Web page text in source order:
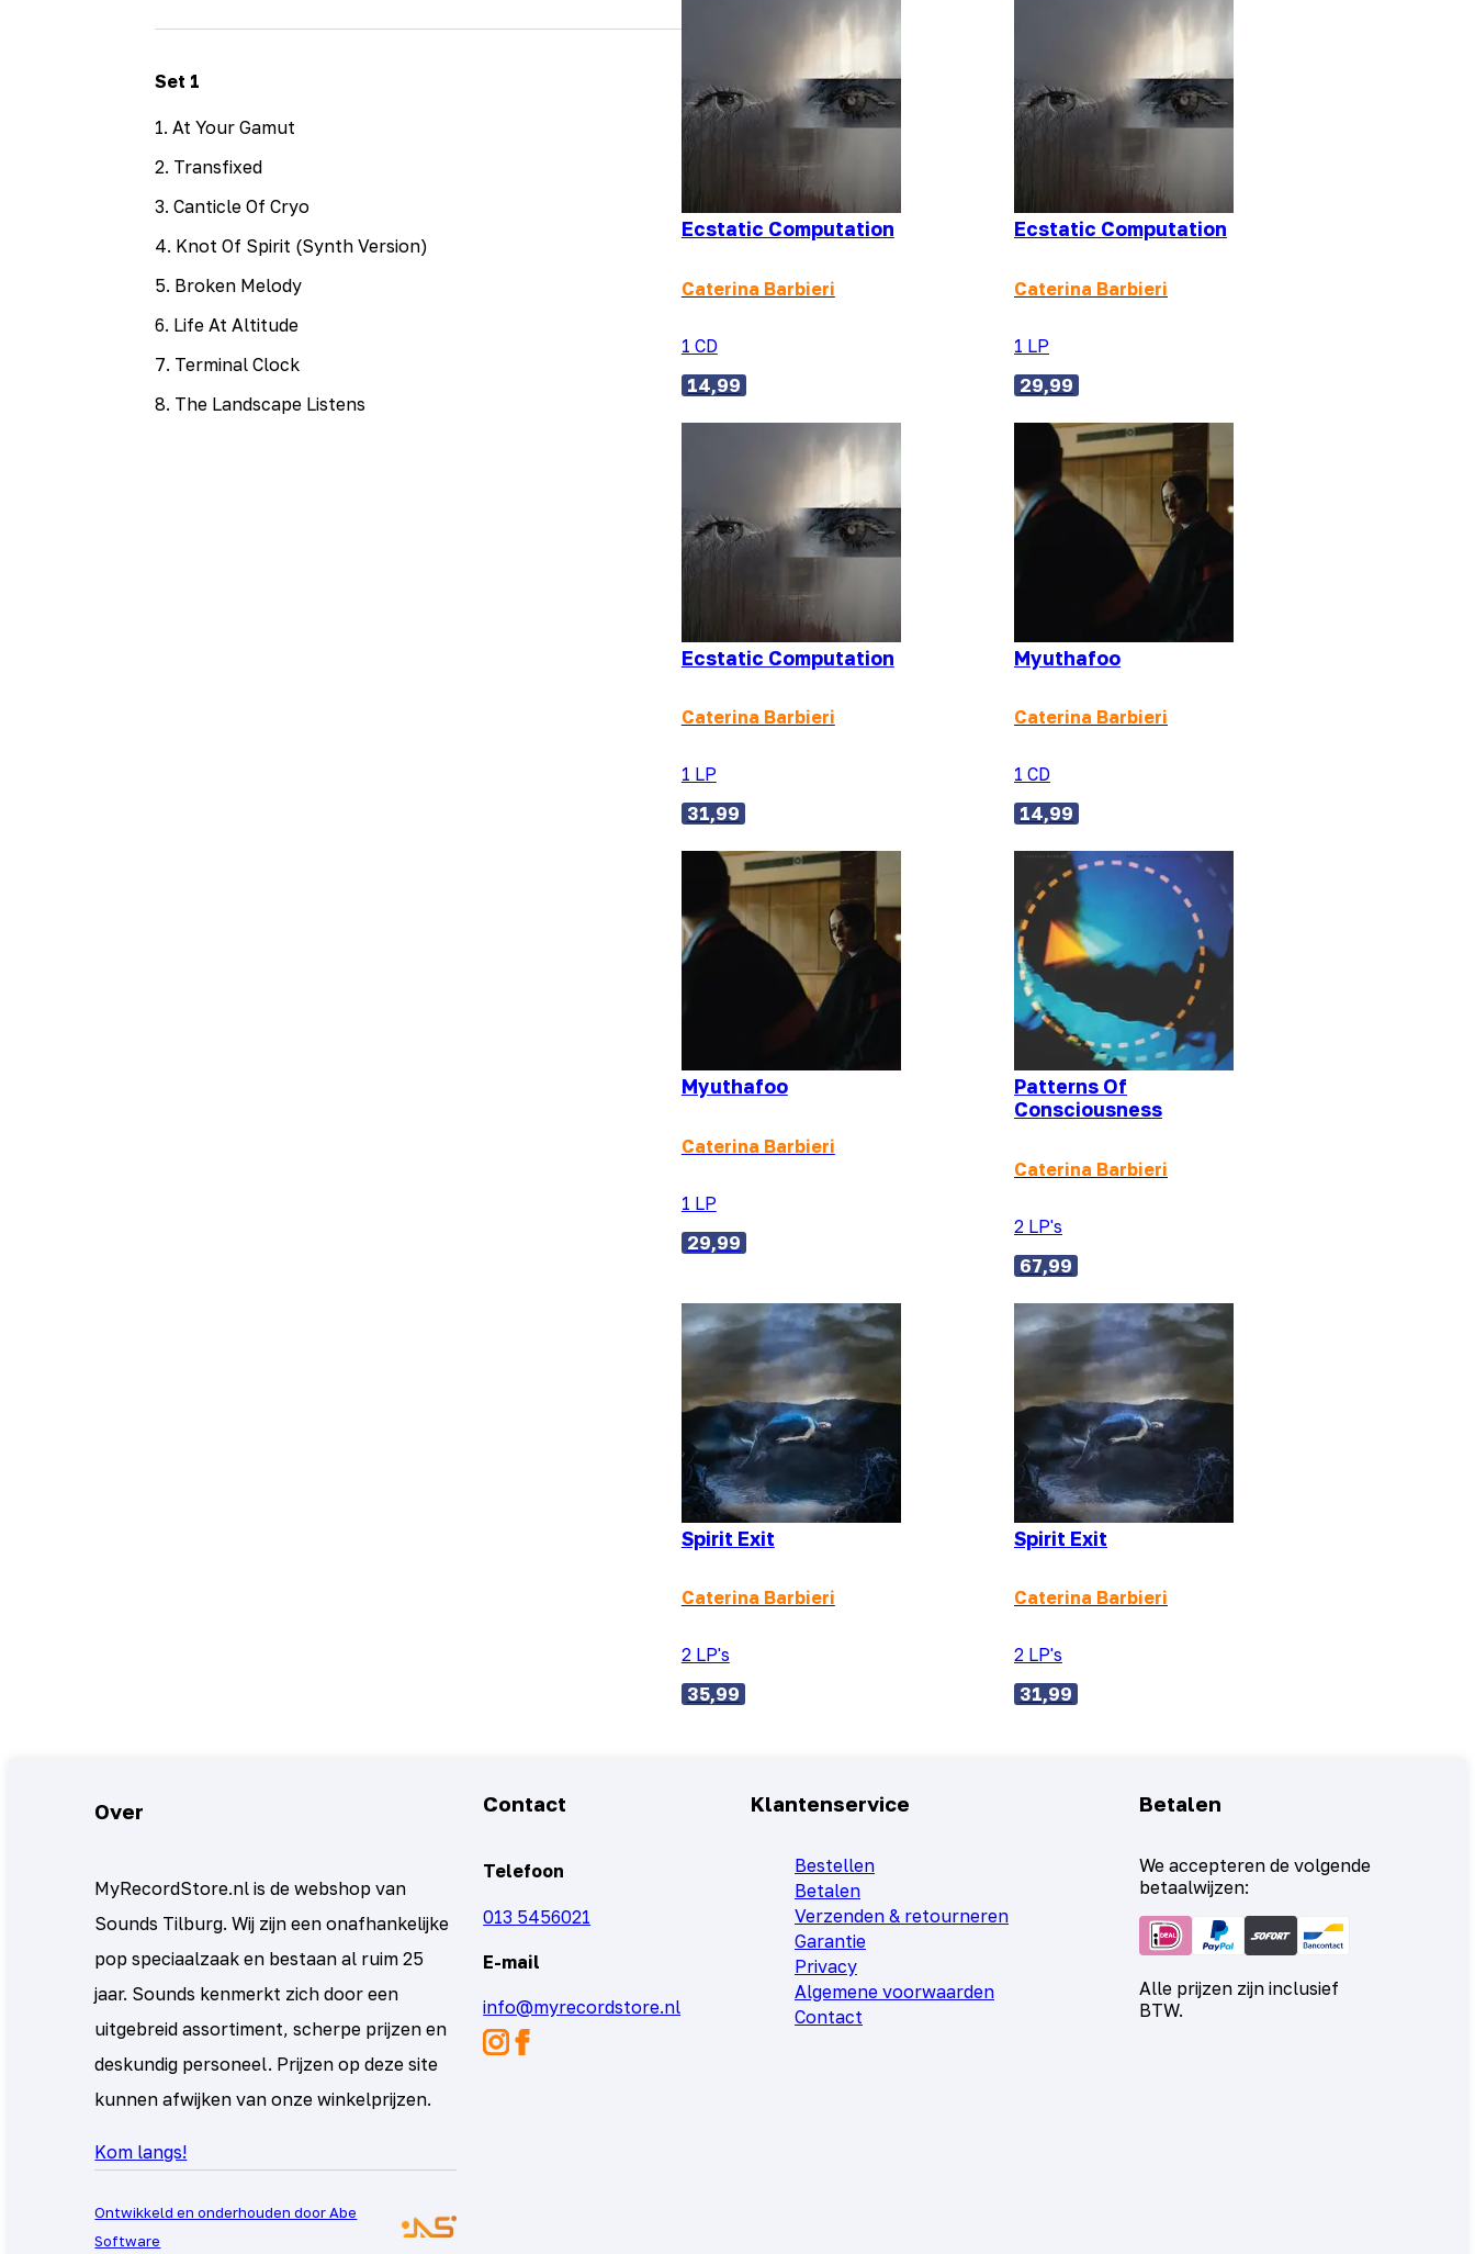
Set 1
1. At Your Gamut
2. Transfixed
3. Canticle Of Cryo
4. Knot Of Spirit (Synth Version)
5. Broken Melody
6. Life At Altitude
7. Terminal Clock
8. The Landscape Listens
Ecstatic Computation
Caterina Barbieri
1 CD
14,99
Ecstatic Computation
Caterina Barbieri
1 LP
29,99
Ecstatic Computation
Caterina Barbieri
1 LP
31,99
Myuthafoo
Caterina Barbieri
1 CD
14,99
Myuthafoo
Caterina Barbieri
1 LP
29,99
Patterns Of
Consciousness
Caterina Barbieri
2 LP's
67,99
Spirit Exit
Caterina Barbieri
2 LP's
35,99
Spirit Exit
Caterina Barbieri
2 LP's
31,99
Over
MyRecordStore.nl is de webshop van
Sounds Tilburg. Wij zijn een onafhankelijke
pop speciaalzaak en bestaan al ruim 25
jaar. Sounds kenmerkt zich door een
uitgebreid assortiment, scherpe prijzen en
deskundig personeel. Prijzen op deze site
kunnen afwijken van onze winkelprijzen.
Kom langs!
Ontwikkeld en onderhouden door Abe
Software
Contact
Telefoon
013 5456021
E-mail
info@myrecordstore.nl
Klantenservice
Bestellen
Betalen
Verzenden & retourneren
Garantie
Privacy
Algemene voorwaarden
Contact
Betalen
We accepteren de volgende
betaalwijzen:
Alle prijzen zijn inclusief
BTW.